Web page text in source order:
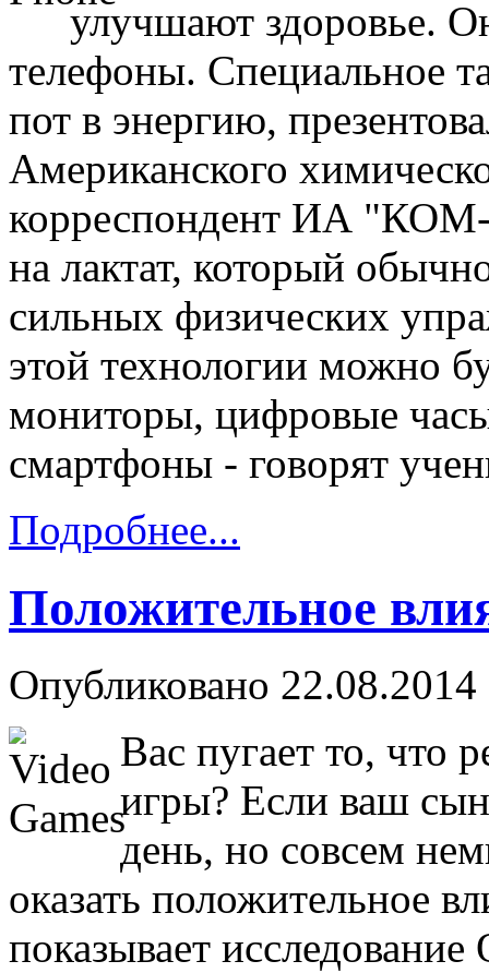
улучшают здоровье.
телефоны. Специальное
пот в энергию,
Американского
корреспондент ИА
на лактат, который
сильных физических
этой технологии можно
мониторы, цифровые
смартфоны - говорят
Подробнее...
Положительное
Опубликовано
Вас пугает то, что
игры? Если ваш
день, но совсем
оказать положительное
показывает